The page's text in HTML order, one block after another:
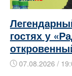
гостях у
07.08.2026 /